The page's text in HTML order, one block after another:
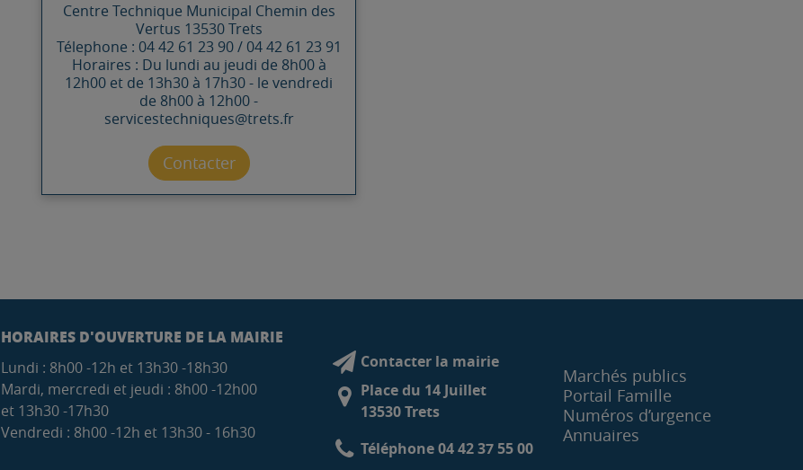
Centre Technique Municipal Chemin des
Vertus 13530 Trets
Télephone : 04 42 61 23 90 / 04 42 61 23 91
Horaires : Du lundi au jeudi de 8h00 à
12h00 et de 13h30 à 17h30 - le vendredi
de 8h00 à 12h00 -
servicestechniques@trets.fr
Contacter par mail
Contacter
HORAIRES D'OUVERTURE DE LA MAIRIE
Lundi : 8h00 -12h et 13h30 -18h30
Mardi, mercredi et jeudi : 8h00 -12h00
et 13h30 -17h30
Vendredi : 8h00 -12h et 13h30 - 16h30
Contacter la mairie
Place du 14 Juillet
13530 Trets
Téléphone 04 42 37 55 00
Marchés publics
Portail Famille
Numéros d’urgence
Annuaires